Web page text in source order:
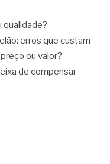
qualidade?
erros que custam
ou valor?
de compensar